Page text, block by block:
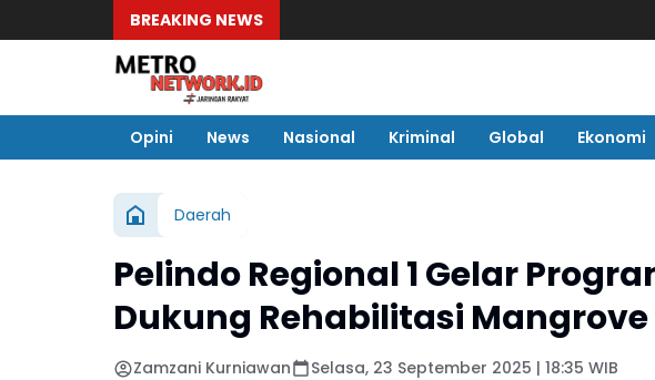
BREAKING NEWS
Opini News Nasional Kriminal Global Ekonomi
Daerah
Pelindo Regional 1 Gelar
Dukung Rehabilitasi
Zamzani Kurniawan Selasa, 23 September 2025 | 18:35 WIB